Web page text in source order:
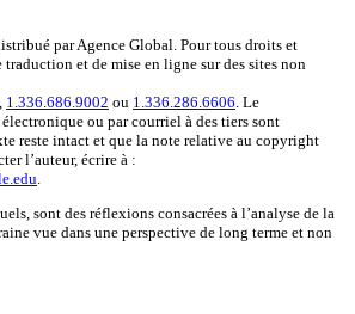
par Agence Global. Pour tous droits et
et de mise en ligne sur des sites non
, 1.336.686.9002 ou 1.336.286.6606. Le
ou par courriel à des tiers sont
reste intact et que la note relative au copyright
l’auteur, écrire à :
.
sont des réflexions consacrées à l’analyse de la
vue dans une perspective de long terme et non